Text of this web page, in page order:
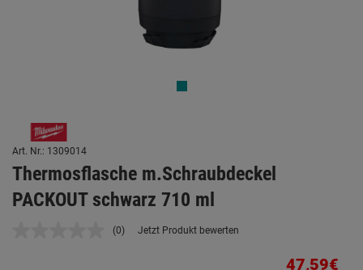
Art. Nr.: 1309014
Thermosflasche m.Schraubdeckel
PACKOUT schwarz 710 ml
Kein
(0) Jetzt Produkt bewerten
47,59€